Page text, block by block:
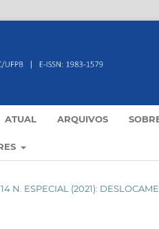
ATUAL ARQUIVOS
N. ESPECIAL (2021):